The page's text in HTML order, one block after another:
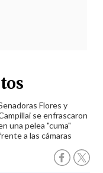
Flores y
se enfrascaron
una pelea "cuma"
a las cámaras